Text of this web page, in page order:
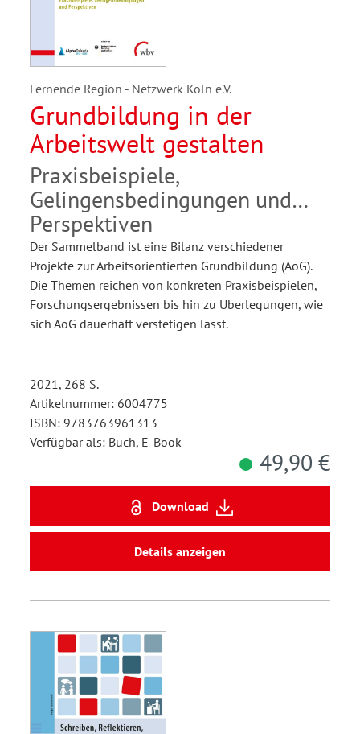
Lernende Region - Netzwerk Köln e.V.
Grundbildung in der
Arbeitswelt gestalten
Praxisbeispiele,
Gelingensbedingungen und
Perspektiven
Der Sammelband ist eine Bilanz verschiedener
Projekte zur Arbeitsorientierten Grundbildung (AoG).
Die Themen reichen von konkreten Praxisbeispielen,
Forschungsergebnissen bis hin zu Überlegungen, wie
sich AoG dauerhaft verstetigen lässt.
2021, 268 S.
Artikelnummer: 6004775
ISBN: 9783763961313
Verfügbar als: Buch, E-Book
49,90 €
Download
Details anzeigen